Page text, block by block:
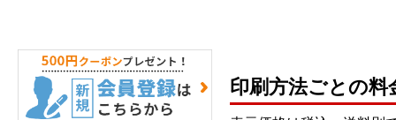
印刷方法ごとの料